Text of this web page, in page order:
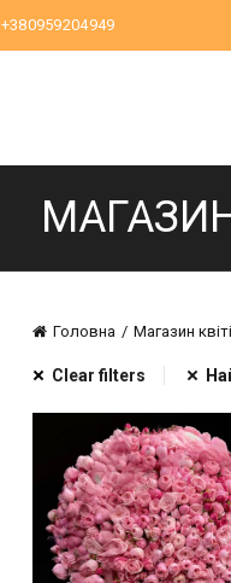
+380959204949
МАГАЗИН
Головна Магазин
Clear filters